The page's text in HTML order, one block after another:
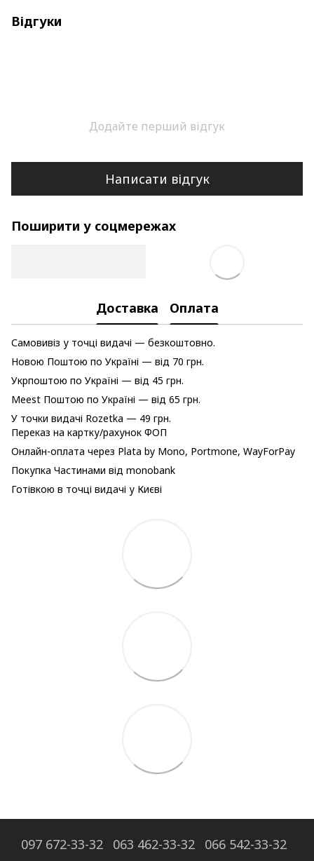
Відгуки
Додайте перший відгук
Написати відгук
Поширити у соцмережах
Доставка Оплата
Самовивіз у точці видачі — безкоштовно.
Новою Поштою по Україні — від 70 грн.
Укрпоштою по Україні — від 45 грн.
Meest Поштою по Україні — від 65 грн.
У точки видачі Rozetka — 49 грн.
Переказ на картку/рахунок ФОП
Онлайн-оплата через Plata by Mono, Portmone, WayForPay
Покупка Частинами від monobank
Готівкою в точці видачі у Києві
097 672-33-32 063 462-33-32 066 542-33-32